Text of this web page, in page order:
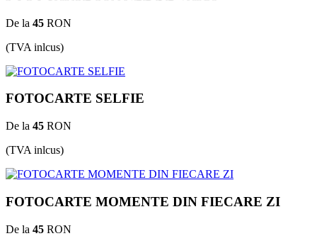
De la 45 RON
(TVA inlcus)
FOTOCARTE SELFIE
De la 45 RON
(TVA inlcus)
FOTOCARTE MOMENTE DIN FIECARE ZI
De la 45 RON